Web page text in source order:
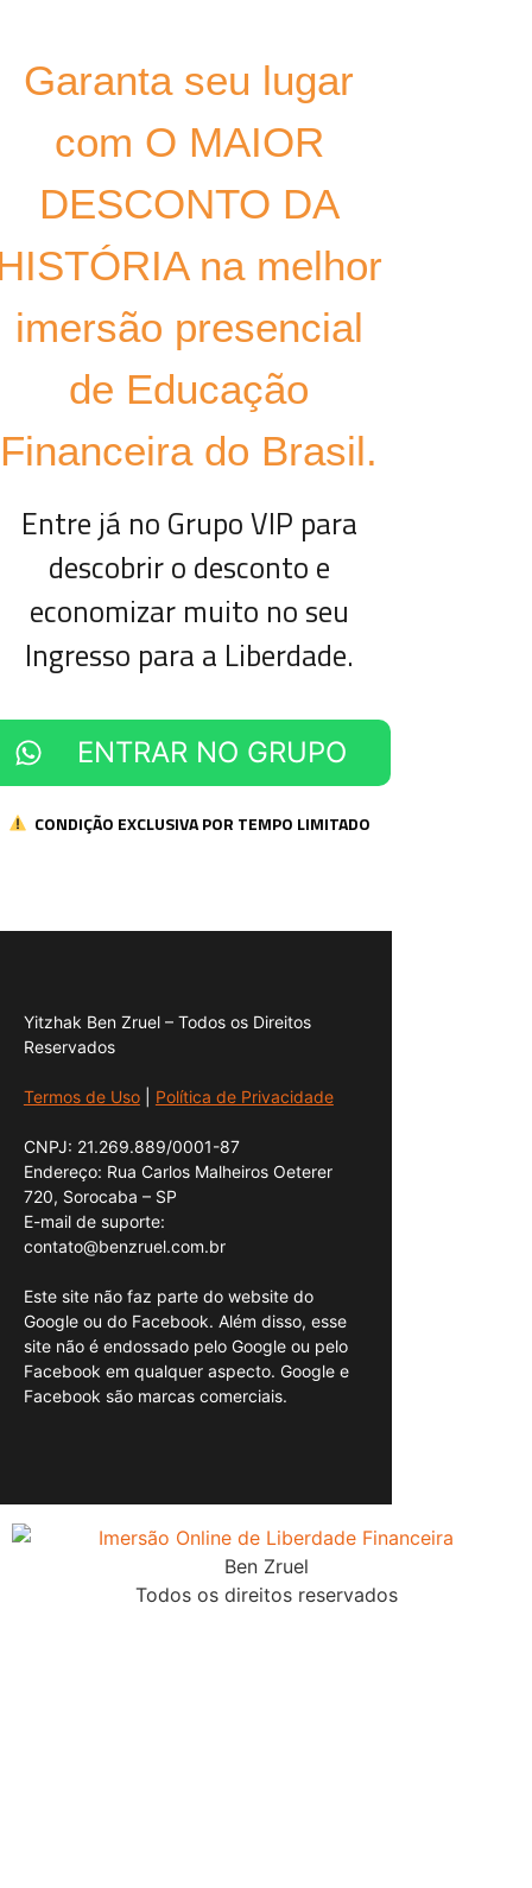
Garanta seu lugar
com O MAIOR
DESCONTO DA
na melhor
imersão presencial
de Educação
Financeira do Brasil.
Entre já no Grupo VIP para
descobrir o desconto e
economizar muito no seu
Ingresso para a Liberdade.
ENTRAR NO GRUPO
CONDIÇÃO EXCLUSIVA POR TEMPO LIMITADO
Yitzhak Ben Zruel – Todos os Direitos
Reservados
Termos de Uso| Política de Privacidade
CNPJ: 21.269.889/0001-87
Endereço: Rua Carlos Malheiros Oeterer
720, Sorocaba – SP
E-mail de suporte:
contato@benzruel.com.br
Este site não faz parte do website do
Google ou do Facebook. Além disso, esse
site não é endossado pelo Google ou pelo
Facebook em qualquer aspecto. Google e
Facebook são marcas comerciais.
Ben Zruel
Todos os direitos reservados